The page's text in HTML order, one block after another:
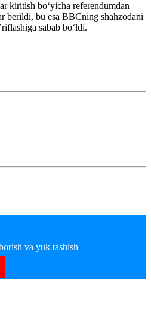
kiritish boʻyicha referendumdan
berildi, bu esa BBCning shahzodani
sabab boʻldi.
va yuk tashish